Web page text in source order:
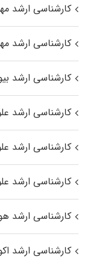
کارشناسی ارشد
کارشناسی ارشد
کارشناسی ارشد
کارشناسی ارشد
کارشناسی ارشد
کارشناسی ارشد
کارشناسی ارشد
کارشناسی ارشد